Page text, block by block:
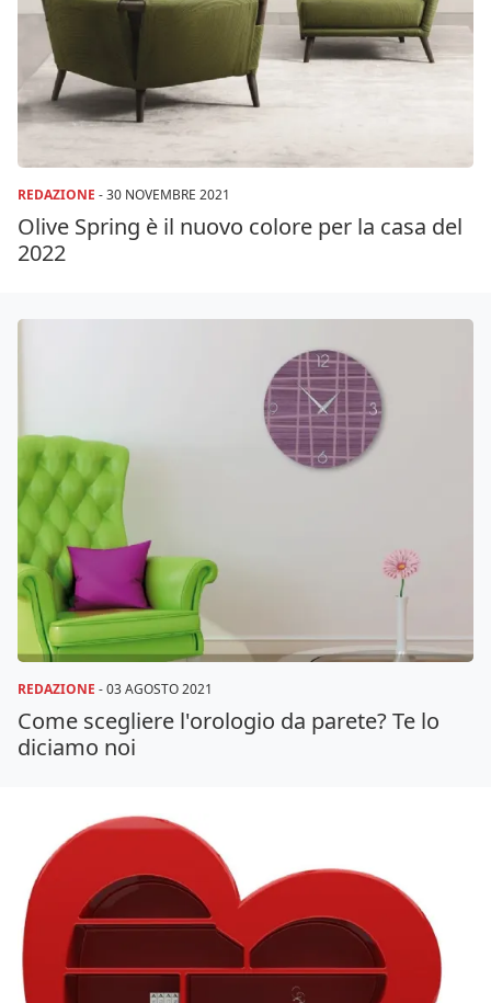
REDAZIONE -30 NOVEMBRE 2021
Olive Spring è il nuovo colore per la casa del
2022
REDAZIONE -03 AGOSTO 2021
Come scegliere l'orologio da parete? Te lo
diciamo noi